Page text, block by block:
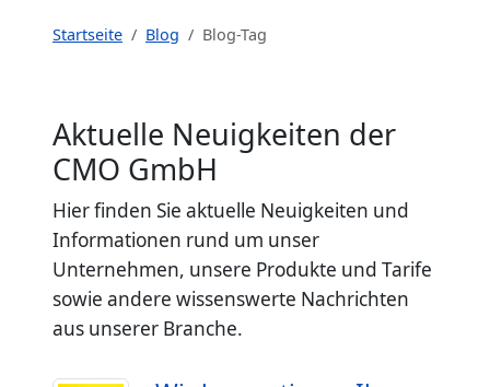
Startseite Blog Blog-Tag
Aktuelle Neuigkeiten der
CMO GmbH
Hier finden Sie aktuelle Neuigkeiten und
Informationen rund um unser
Unternehmen, unsere Produkte und Tarife
sowie andere wissenswerte Nachrichten
aus unserer Branche.